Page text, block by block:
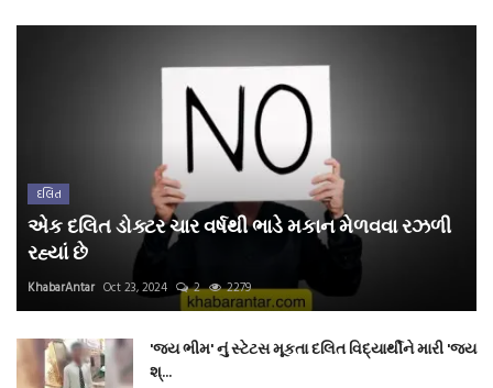
દલિત
એક દલિત ડોક્ટર ચાર વર્ષથી ભાડે મકાન મેળવવા રઝળી
રહ્યાં છે
KhabarAntar Oct 23, 2024 2 2279
'જય ભીમ' નું સ્ટેટસ મૂકતા દલિત વિદ્યાર્થીને મારી 'જય
શ્...